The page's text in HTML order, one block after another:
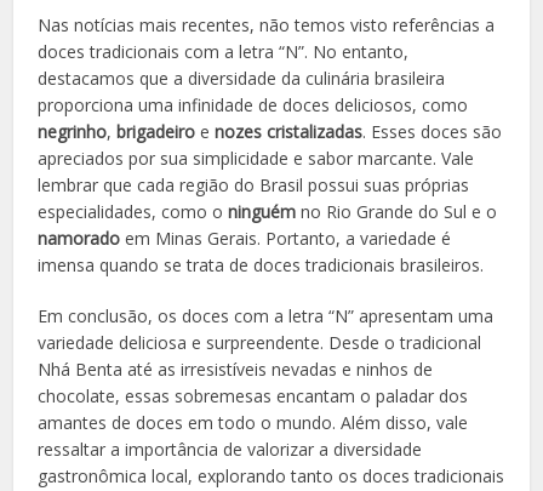
Nas notícias mais recentes, não temos visto referências a
doces tradicionais com a letra “N”. No entanto,
destacamos que a diversidade da culinária brasileira
proporciona uma infinidade de doces deliciosos, como
negrinho,brigadeiro enozes cristalizadas. Esses doces são
apreciados por sua simplicidade e sabor marcante. Vale
lembrar que cada região do Brasil possui suas próprias
especialidades, como oninguém no Rio Grande do Sul e o
namorado em Minas Gerais. Portanto, a variedade é
imensa quando se trata de doces tradicionais brasileiros.
Em conclusão, os doces com a letra “N” apresentam uma
variedade deliciosa e surpreendente. Desde o tradicional
Nhá Benta até as irresistíveis nevadas e ninhos de
chocolate, essas sobremesas encantam o paladar dos
amantes de doces em todo o mundo. Além disso, vale
ressaltar a importância de valorizar a diversidade
gastronômica local, explorando tanto os doces tradicionais